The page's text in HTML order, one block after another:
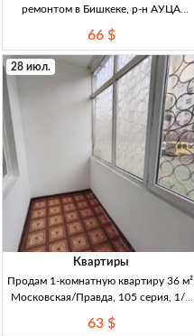
ремонтом в Бишкеке, р-н АУЦА
АУЦА (ряд. мкр Асанбай). 10/10,
лифт работает. Кирп/монолит, дом
сдан и заселён ~95%.
66 $
28 июл.
Квартиры
Продам 1-комнатную квартиру 36 м²,
Московская/Правда, 105 серия, 1/5
серия, 1/5, не угл. 2 лоджии (кухня/
63 $